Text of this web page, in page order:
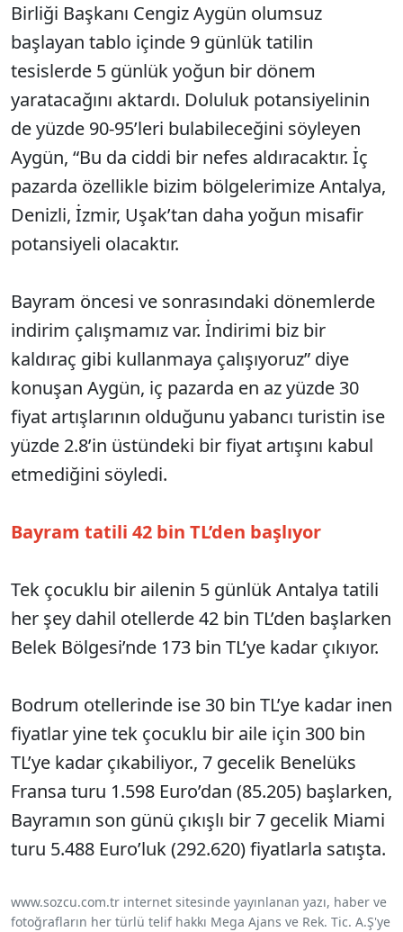
Birliği Başkanı Cengiz Aygün olumsuz
başlayan tablo içinde 9 günlük tatilin
tesislerde 5 günlük yoğun bir dönem
yaratacağını aktardı. Doluluk potansiyelinin
de yüzde 90-95’leri bulabileceğini söyleyen
Aygün, “Bu da ciddi bir nefes aldıracaktır. İç
pazarda özellikle bizim bölgelerimize Antalya,
Denizli, İzmir, Uşak’tan daha yoğun misafir
potansiyeli olacaktır.
Bayram öncesi ve sonrasındaki dönemlerde
indirim çalışmamız var. İndirimi biz bir
kaldıraç gibi kullanmaya çalışıyoruz” diye
konuşan Aygün, iç pazarda en az yüzde 30
fiyat artışlarının olduğunu yabancı turistin ise
yüzde 2.8’in üstündeki bir fiyat artışını kabul
etmediğini söyledi.
Bayram tatili 42 bin TL’den başlıyor
Tek çocuklu bir ailenin 5 günlük Antalya tatili
her şey dahil otellerde 42 bin TL’den başlarken
Belek Bölgesi’nde 173 bin TL’ye kadar çıkıyor.
Bodrum otellerinde ise 30 bin TL’ye kadar inen
fiyatlar yine tek çocuklu bir aile için 300 bin
TL’ye kadar çıkabiliyor., 7 gecelik Benelüks
Fransa turu 1.598 Euro’dan (85.205) başlarken,
Bayramın son günü çıkışlı bir 7 gecelik Miami
turu 5.488 Euro’luk (292.620) fiyatlarla satışta.
www.sozcu.com.tr internet sitesinde yayınlanan yazı, haber ve
fotoğrafların her türlü telif hakkı Mega Ajans ve Rek. Tic. A.Ş'ye